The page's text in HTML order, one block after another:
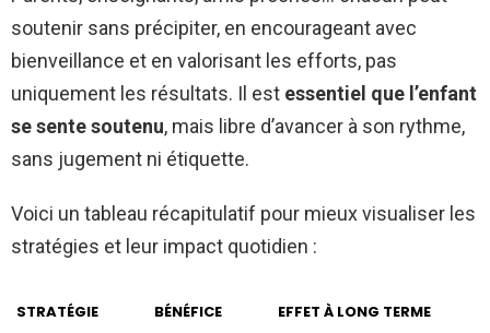
soutenir sans précipiter, en encourageant avec
bienveillance et en valorisant les efforts, pas
uniquement les résultats. Il est essentiel que l’enfant
se sente soutenu, mais libre d’avancer à son rythme,
sans jugement ni étiquette.
Voici un tableau récapitulatif pour mieux visualiser les
stratégies et leur impact quotidien :
STRATÉGIE
BÉNÉFICE
EFFET À LONG TERME